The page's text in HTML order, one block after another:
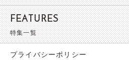
FEATURES
特集一覧
プライバシーポリシー